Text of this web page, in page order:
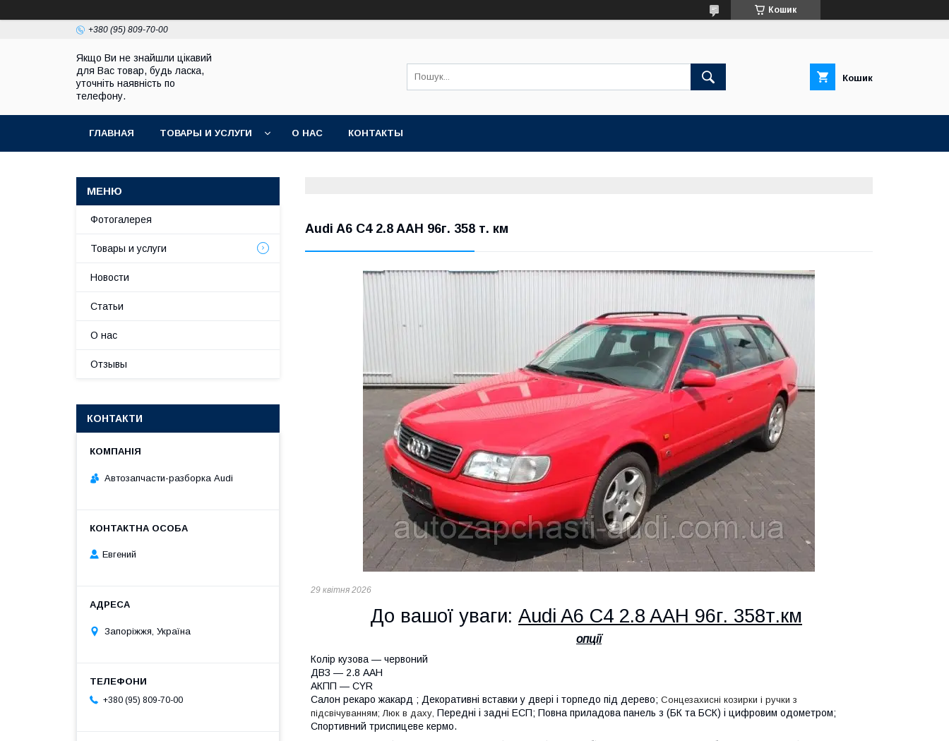
Кошик
+380 (95) 809-70-00
Якщо Ви не знайшли цікавий
для Вас товар, будь ласка,
уточніть наявність по
телефону.
Кошик
ГЛАВНАЯ ТОВАРЫ И УСЛУГИ О НАС КОНТАКТЫ
Audi A6 C4 2.8 AAH 96г. 358 т. км
29 квітня 2026
До вашої уваги: Audi A6 C4 2.8 AAH 96г. 358т.км
опції
Колір кузова ― червоний
ДВЗ ― 2.8 AAH
АКПП ― CYR
Салон рекаро жакард ; Декоративні вставки у двері і торпедо під дерево; Сонцезахисні козирки і ручки з
підсвічуванням; Люк в даху, Передні і задні ЕСП; Повна приладова панель з (БК та БСК) і цифровим одометром;
Спортивний триспицеве кермо.
Фотогалерея
Товары и услуги
Новости
Статьи
О нас
Отзывы
КОНТАКТИ
Автозапчасти-разборка Audi
Евгений
Запоріжжя, Україна
+380 (95) 809-70-00